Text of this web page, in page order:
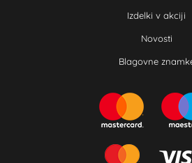
Izdelki v akciji
Novosti
Blagovne